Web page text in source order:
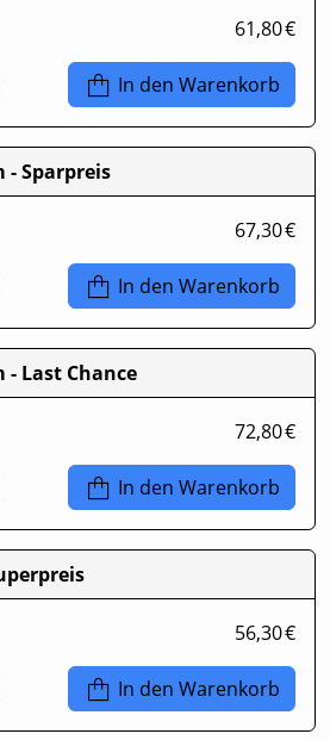
61,80 €
In den Warenkorb
- Sparpreis
67,30 €
In den Warenkorb
Last Chance
72,80 €
In den Warenkorb
56,30 €
In den Warenkorb